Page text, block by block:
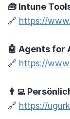
🧰 Intune
🔗 https://
🤖 Agents for
🔗 https://
👨‍💻
🔗 https://